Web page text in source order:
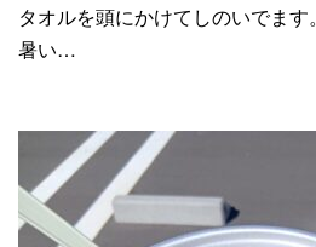
タオルを頭にかけてしのいでます。
暑い…